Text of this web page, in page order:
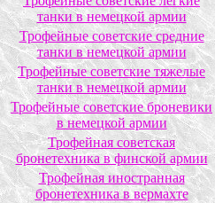
танки в немецкой армии
Трофейные советские средние
танки в немецкой армии
Трофейные советские тяжелые
танки в немецкой армии
Трофейные советские броневики
в немецкой армии
Трофейная советская
бронетехника в финской армии
Трофейная иностранная
бронетехника в вермахте